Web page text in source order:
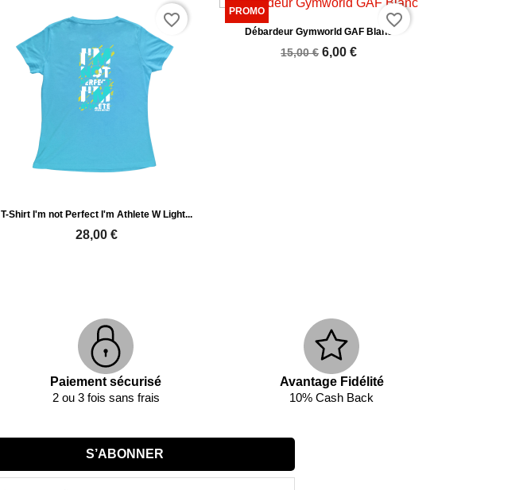
T-Shirt I'm not Perfect I'm Athlete W Light...
28,00 €
favorite_border
Débardeur Gymworld GAF Blanc
15,00 € 6,00 €
favorite_border
Paiement sécurisé
2 ou 3 fois sans frais
Avantage Fidélité
10% Cash Back